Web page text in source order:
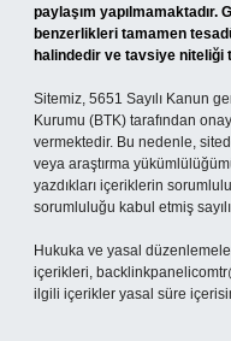
paylaşım
benzerlikleri tamamen
halindedir ve tavsiye niteliği
Sitemiz, 5651 Sayılı Kanun
Kurumu (BTK) tarafından
vermektedir. Bu nedenle,
veya araştırma
yazdıkları içeriklerin
sorumluluğu kabul etmiş
Hukuka ve yasal
içerikleri,
ilgili içerikler yasal süre